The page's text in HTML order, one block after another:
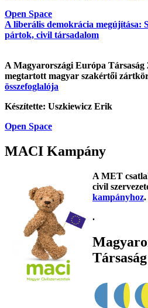
Open Space
A liberális demokrácia megújítása:
pártok, civil társadalom
A Magyarországi Európa Társaság
megtartott magyar szakértői
összefoglalója
Készítette: Uszkiewicz Erik
Open Space
MACI Kampány
A MET
civil
kampányhoz.
.
Társaság